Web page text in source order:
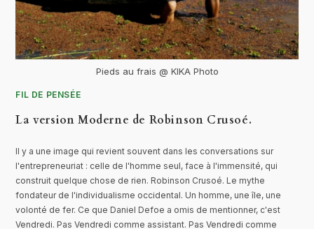
Pieds au frais @ KIKA Photo
FIL DE PENSÉE
La version Moderne de Robinson Crusoé.
Il y a une image qui revient souvent dans les conversations sur
l'entrepreneuriat : celle de l'homme seul, face à l'immensité, qui
construit quelque chose de rien. Robinson Crusoé. Le mythe
fondateur de l'individualisme occidental. Un homme, une île, une
volonté de fer. Ce que Daniel Defoe a omis de mentionner, c'est
Vendredi. Pas Vendredi comme assistant. Pas Vendredi comme